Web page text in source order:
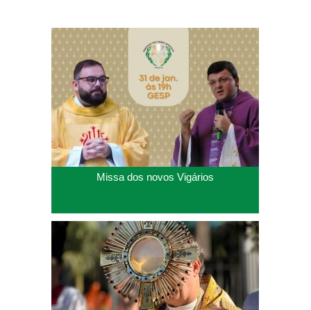
Missa dos novos Vigários